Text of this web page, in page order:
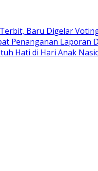
Baru Digelar
Penanganan Laporan
Hati di Hari Anak